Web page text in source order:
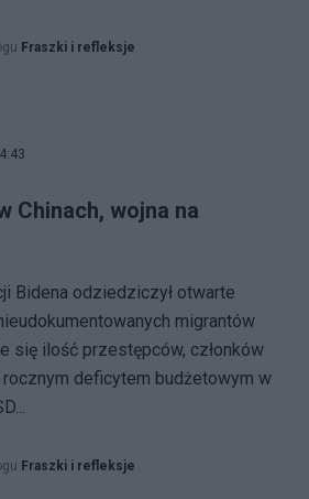
Fraszki i refleksje
Chinach, wojna na
Bidena odziedziczył otwarte
migrantów
się ilość przestępców, członków
rocznym deficytem budżetowym w
Fraszki i refleksje